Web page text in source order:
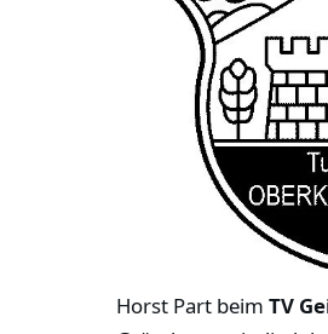
Horst Part beim TV